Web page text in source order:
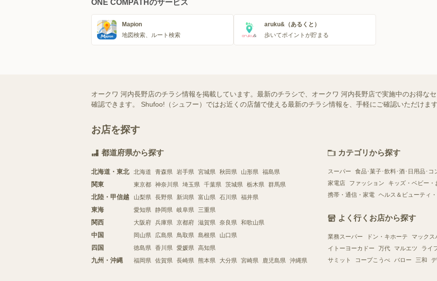
ONE COMPATHのサービス
Mapion
地図検索、ルート検索
aruku&（あるくと）
歩いてポイントが貯まる
オークワ 河内長野店のチラシ情報を掲載しています。最新のチラシで、オークワ 河内長野店で実施中のお得な
確認できます。 Shufoo!（シュフー）ではお近くの店舗で使える最新のチラシ情報を、手軽にご確認いただけま
お店を探す
都道府県から探す
北海道・東北 北海道 青森県 岩手県 宮城県 秋田県 山形県 福島県
関東 東京都 神奈川県 埼玉県 千葉県 茨城県 栃木県 群馬県
北陸・甲信越 山梨県 長野県 新潟県 富山県 石川県 福井県
東海 愛知県 静岡県 岐阜県 三重県
関西 大阪府 兵庫県 京都府 滋賀県 奈良県 和歌山県
中国 岡山県 広島県 鳥取県 島根県 山口県
四国 徳島県 香川県 愛媛県 高知県
九州・沖縄 福岡県 佐賀県 長崎県 熊本県 大分県 宮崎県 鹿児島県 沖縄県
カテゴリから探す
スーパー
食品･菓子･飲料･酒･日用品･コ
家電店
ファッション
キッズ・ベビー・
携帯・通信・家電 ヘルス＆ビューティ
よく行くお店から探す
業務スーパー ドン・キホーテ
マックス
イトーヨーカドー
万代 マルエツ
ライ
サミット
コープこうべ バロー 三和